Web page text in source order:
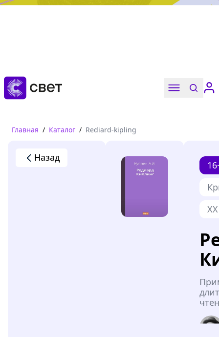
Дружба, любовь, взросление
Читать
Главная / Каталог / Rediard-kipling
Назад